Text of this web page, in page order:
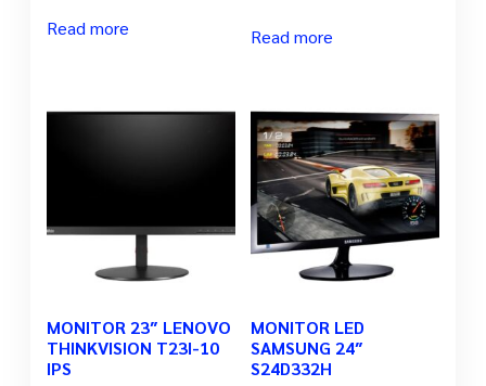
Read more Read more
MONITOR 23″ LENOVO
THINKVISION T23I-10
IPS
MONITOR LED
SAMSUNG 24″
S24D332H